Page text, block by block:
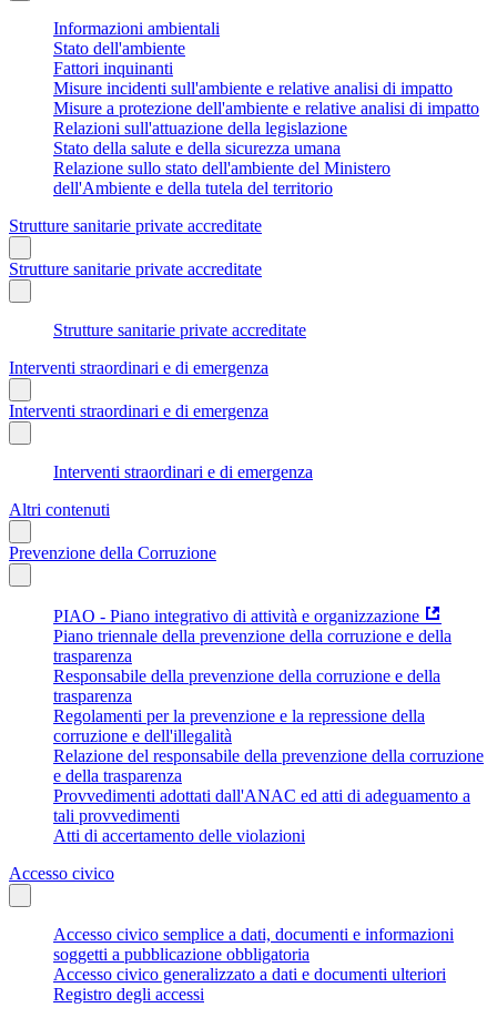
Informazioni ambientali
Stato dell'ambiente
Fattori inquinanti
Misure incidenti sull'ambiente e relative analisi di impatto
Misure a protezione dell'ambiente e relative analisi di impatto
Relazioni sull'attuazione della legislazione
Stato della salute e della sicurezza umana
Relazione sullo stato dell'ambiente del Ministero
dell'Ambiente e della tutela del territorio
Strutture sanitarie private accreditate
Strutture sanitarie private accreditate
Strutture sanitarie private accreditate
Interventi straordinari e di emergenza
Interventi straordinari e di emergenza
Interventi straordinari e di emergenza
Altri contenuti
Prevenzione della Corruzione
PIAO - Piano integrativo di attività e organizzazione
Piano triennale della prevenzione della corruzione e della
trasparenza
Responsabile della prevenzione della corruzione e della
trasparenza
Regolamenti per la prevenzione e la repressione della
corruzione e dell'illegalità
Relazione del responsabile della prevenzione della corruzione
e della trasparenza
Provvedimenti adottati dall'ANAC ed atti di adeguamento a
tali provvedimenti
Atti di accertamento delle violazioni
Accesso civico
Accesso civico semplice a dati, documenti e informazioni
soggetti a pubblicazione obbligatoria
Accesso civico generalizzato a dati e documenti ulteriori
Registro degli accessi